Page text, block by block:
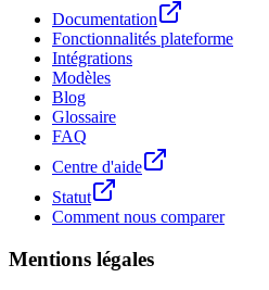
Documentation
Fonctionnalités plateforme
Intégrations
Modèles
Blog
Glossaire
FAQ
Centre d'aide
Statut
Comment nous comparer
Mentions légales